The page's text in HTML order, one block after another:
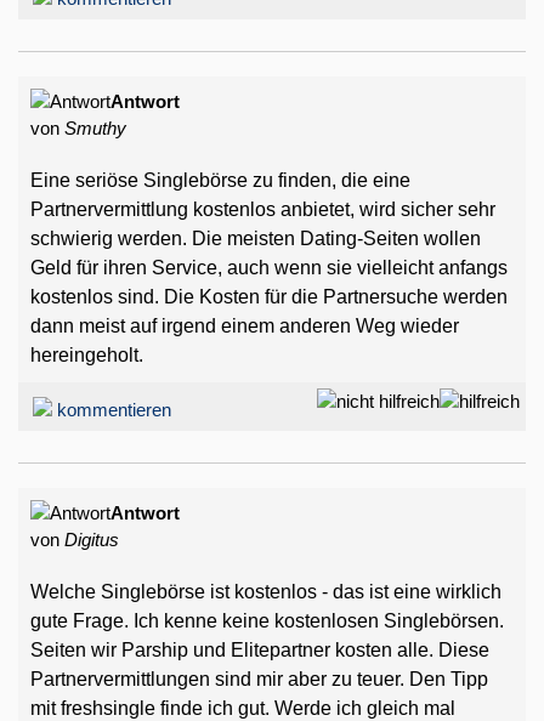
Antwort
von Smuthy
Eine seriöse Singlebörse zu finden, die eine
Partnervermittlung kostenlos anbietet, wird sicher sehr
schwierig werden. Die meisten Dating-Seiten wollen
Geld für ihren Service, auch wenn sie vielleicht anfangs
kostenlos sind. Die Kosten für die Partnersuche werden
dann meist auf irgend einem anderen Weg wieder
hereingeholt.
kommentieren
Antwort
von Digitus
Welche Singlebörse ist kostenlos - das ist eine wirklich
gute Frage. Ich kenne keine kostenlosen Singlebörsen.
Seiten wir Parship und Elitepartner kosten alle. Diese
Partnervermittlungen sind mir aber zu teuer. Den Tipp
mit freshsingle finde ich gut. Werde ich gleich mal